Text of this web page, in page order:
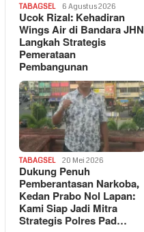
TABAGSEL 6 Agustus 2026
Ucok Rizal: Kehadiran
Wings Air di Bandara JHN
Langkah Strategis
Pemerataan
Pembangunan
TABAGSEL 20 Mei 2026
Dukung Penuh
Pemberantasan Narkoba,
Kedan Prabo Nol Lapan:
Kami Siap Jadi Mitra
Strategis Polres Pad…